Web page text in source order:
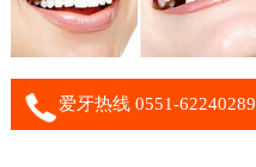
爱牙热线 0551-62240289